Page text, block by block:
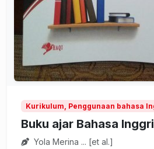
Kurikulum, Penggunaan bahasa
Buku ajar Bahasa
Yola Merina ... [et al.]